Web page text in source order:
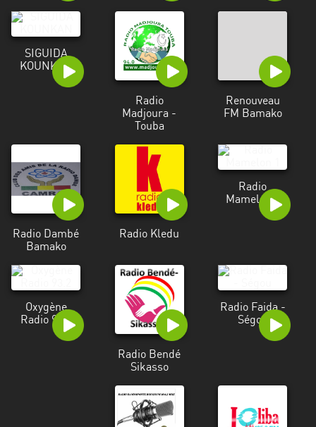
SIGUIDA
KOUNKAN
Radio
Madjoura -
Touba
Renouveau
FM Bamako
Radio Dambé
Bamako
Radio Kledu
Radio
Mamelon 1
Oxygène
Radio 93.2
Radio Bendé
Sikasso
Radio Faida -
Ségou